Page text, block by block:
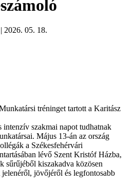
| 2026. 05. 18.
tréninget tartott a Karitász
szakmai napot tudhatnak
Május 13-án az ország
a Székesfehérvári
lévő Szent Kristóf Házba,
sűrűjéből kiszakadva közösen
jövőjéről és legfontosabb